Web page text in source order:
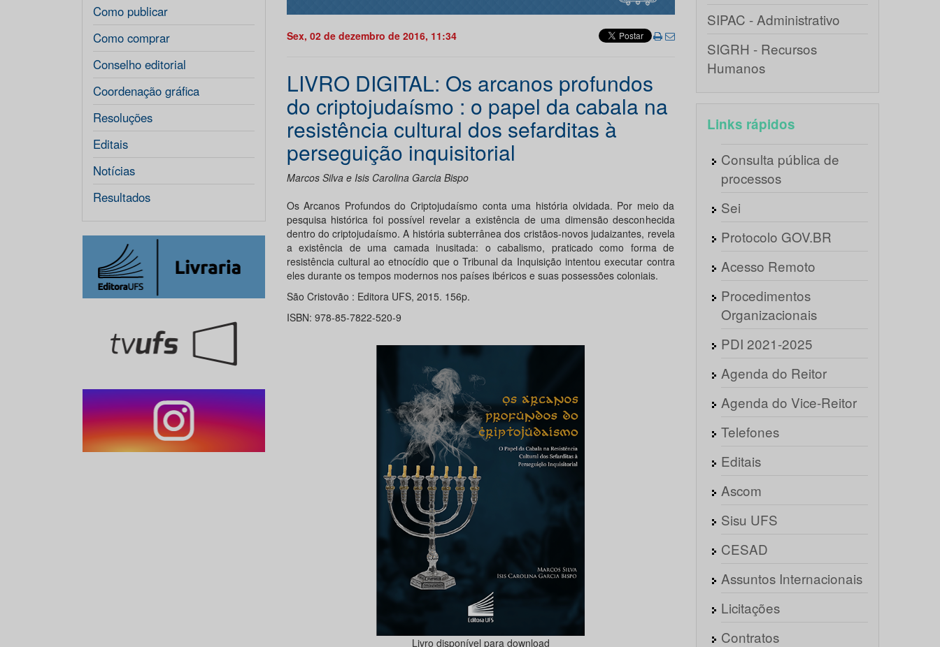
Como publicar
Como comprar
Conselho editorial
Coordenação gráfica
Resoluções
Editais
Notícias
Resultados
Sex, 02 de dezembro de 2016, 11:34
LIVRO DIGITAL: Os arcanos profundos
do criptojudaísmo : o papel da cabala na
resistência cultural dos sefarditas à
perseguição inquisitorial
Marcos Silva e Isis Carolina Garcia Bispo
Os Arcanos Profundos do Criptojudaísmo conta uma história olvidada. Por meio da
pesquisa histórica foi possível revelar a existência de uma dimensão desconhecida
dentro do criptojudaísmo. A história subterrânea dos cristãos-novos judaizantes, revela
a existência de uma camada inusitada: o cabalismo, praticado como forma de
resistência cultural ao etnocídio que o Tribunal da Inquisição intentou executar contra
eles durante os tempos modernos nos países ibéricos e suas possessões coloniais.
São Cristovão : Editora UFS, 2015. 156p.
ISBN: 978-85-7822-520-9
Livro disponível para download
SIPAC - Administrativo
SIGRH - Recursos
Humanos
Links rápidos
Consulta pública de
processos
Sei
Protocolo GOV.BR
Acesso Remoto
Procedimentos
Organizacionais
PDI 2021-2025
Agenda do Reitor
Agenda do Vice-Reitor
Telefones
Editais
Ascom
Sisu UFS
CESAD
Assuntos Internacionais
Licitações
Contratos